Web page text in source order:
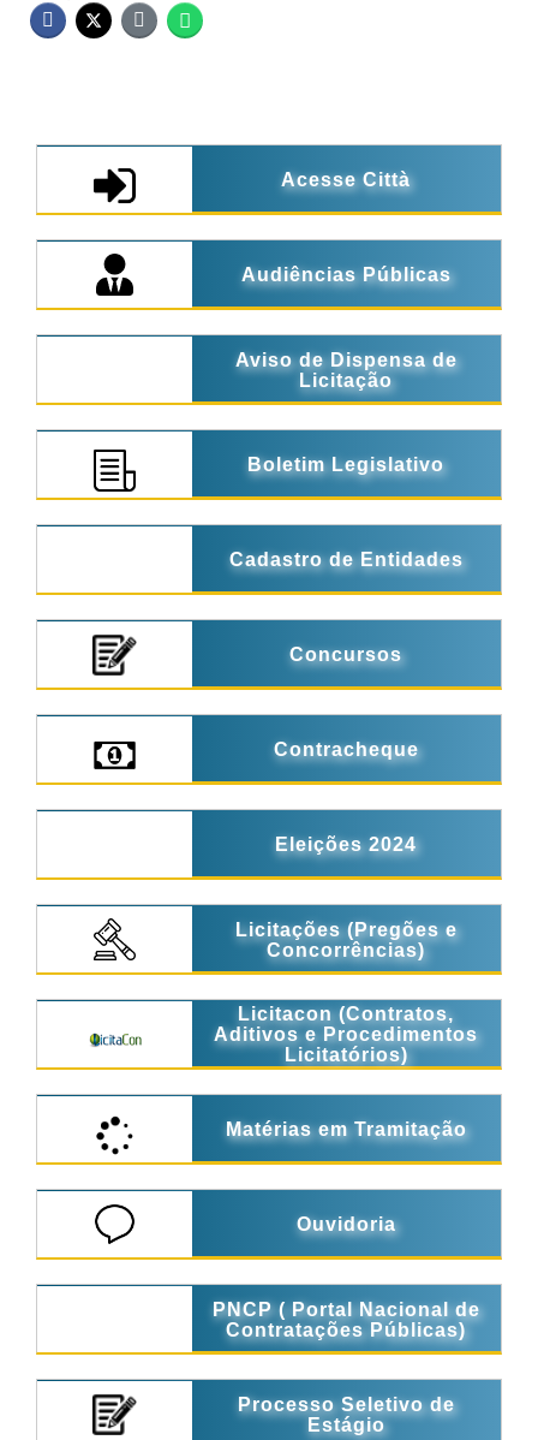
Acesse Città
Audiências Públicas
Aviso de Dispensa de
Licitação
Boletim Legislativo
Cadastro de Entidades
Concursos
Contracheque
Eleições 2024
Licitações (Pregões e
Concorrências)
Licitacon (Contratos,
Aditivos e Procedimentos
Licitatórios)
Matérias em Tramitação
Ouvidoria
PNCP ( Portal Nacional de
Contratações Públicas)
Processo Seletivo de
Estágio